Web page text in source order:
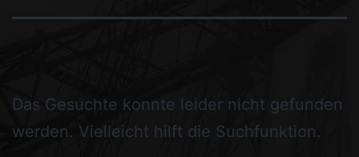
Das Gesuchte konnte leider nicht gefunden
werden. Vielleicht hilft die Suchfunktion.